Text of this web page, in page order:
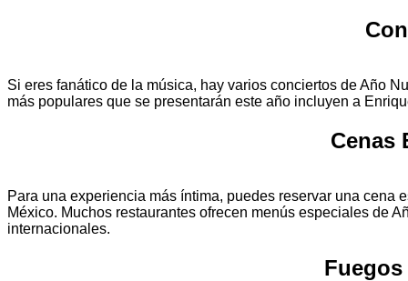
Si eres fanático de la música, hay varios conciertos de Año
más populares que se presentarán este año incluyen a
Cenas
Para una experiencia más íntima, puedes reservar una
México. Muchos restaurantes ofrecen menús especiales de
internacionales.